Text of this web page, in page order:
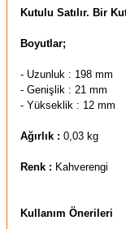
Kutulu Satılır. Bir
Boyutlar;
- Uzunluk : 198 mm
- Genişlik : 21 mm
- Yükseklik : 12 mm
Ağırlık : 0,03 kg
Renk : Kahverengi
Kullanım Önerileri